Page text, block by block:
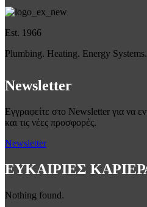
Est. 1966
Plumbing. Heating. Energy Systems.
Newsletter
Εγγραφείτε στο Newsletter για να
και τις νέες προσφορές.
Newsletter
ΕΥΚΑΙΡΙΕΣ
Nothing found.